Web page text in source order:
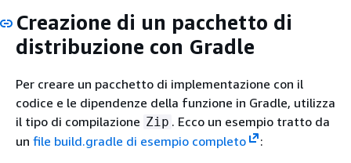
Creazione di un pacchetto di
distribuzione con Gradle
Per creare un pacchetto di implementazione con il
codice e le dipendenze della funzione in Gradle, utilizza
il tipo di compilazione Zip . Ecco un esempio tratto da
un file build.gradle di esempio completo
: